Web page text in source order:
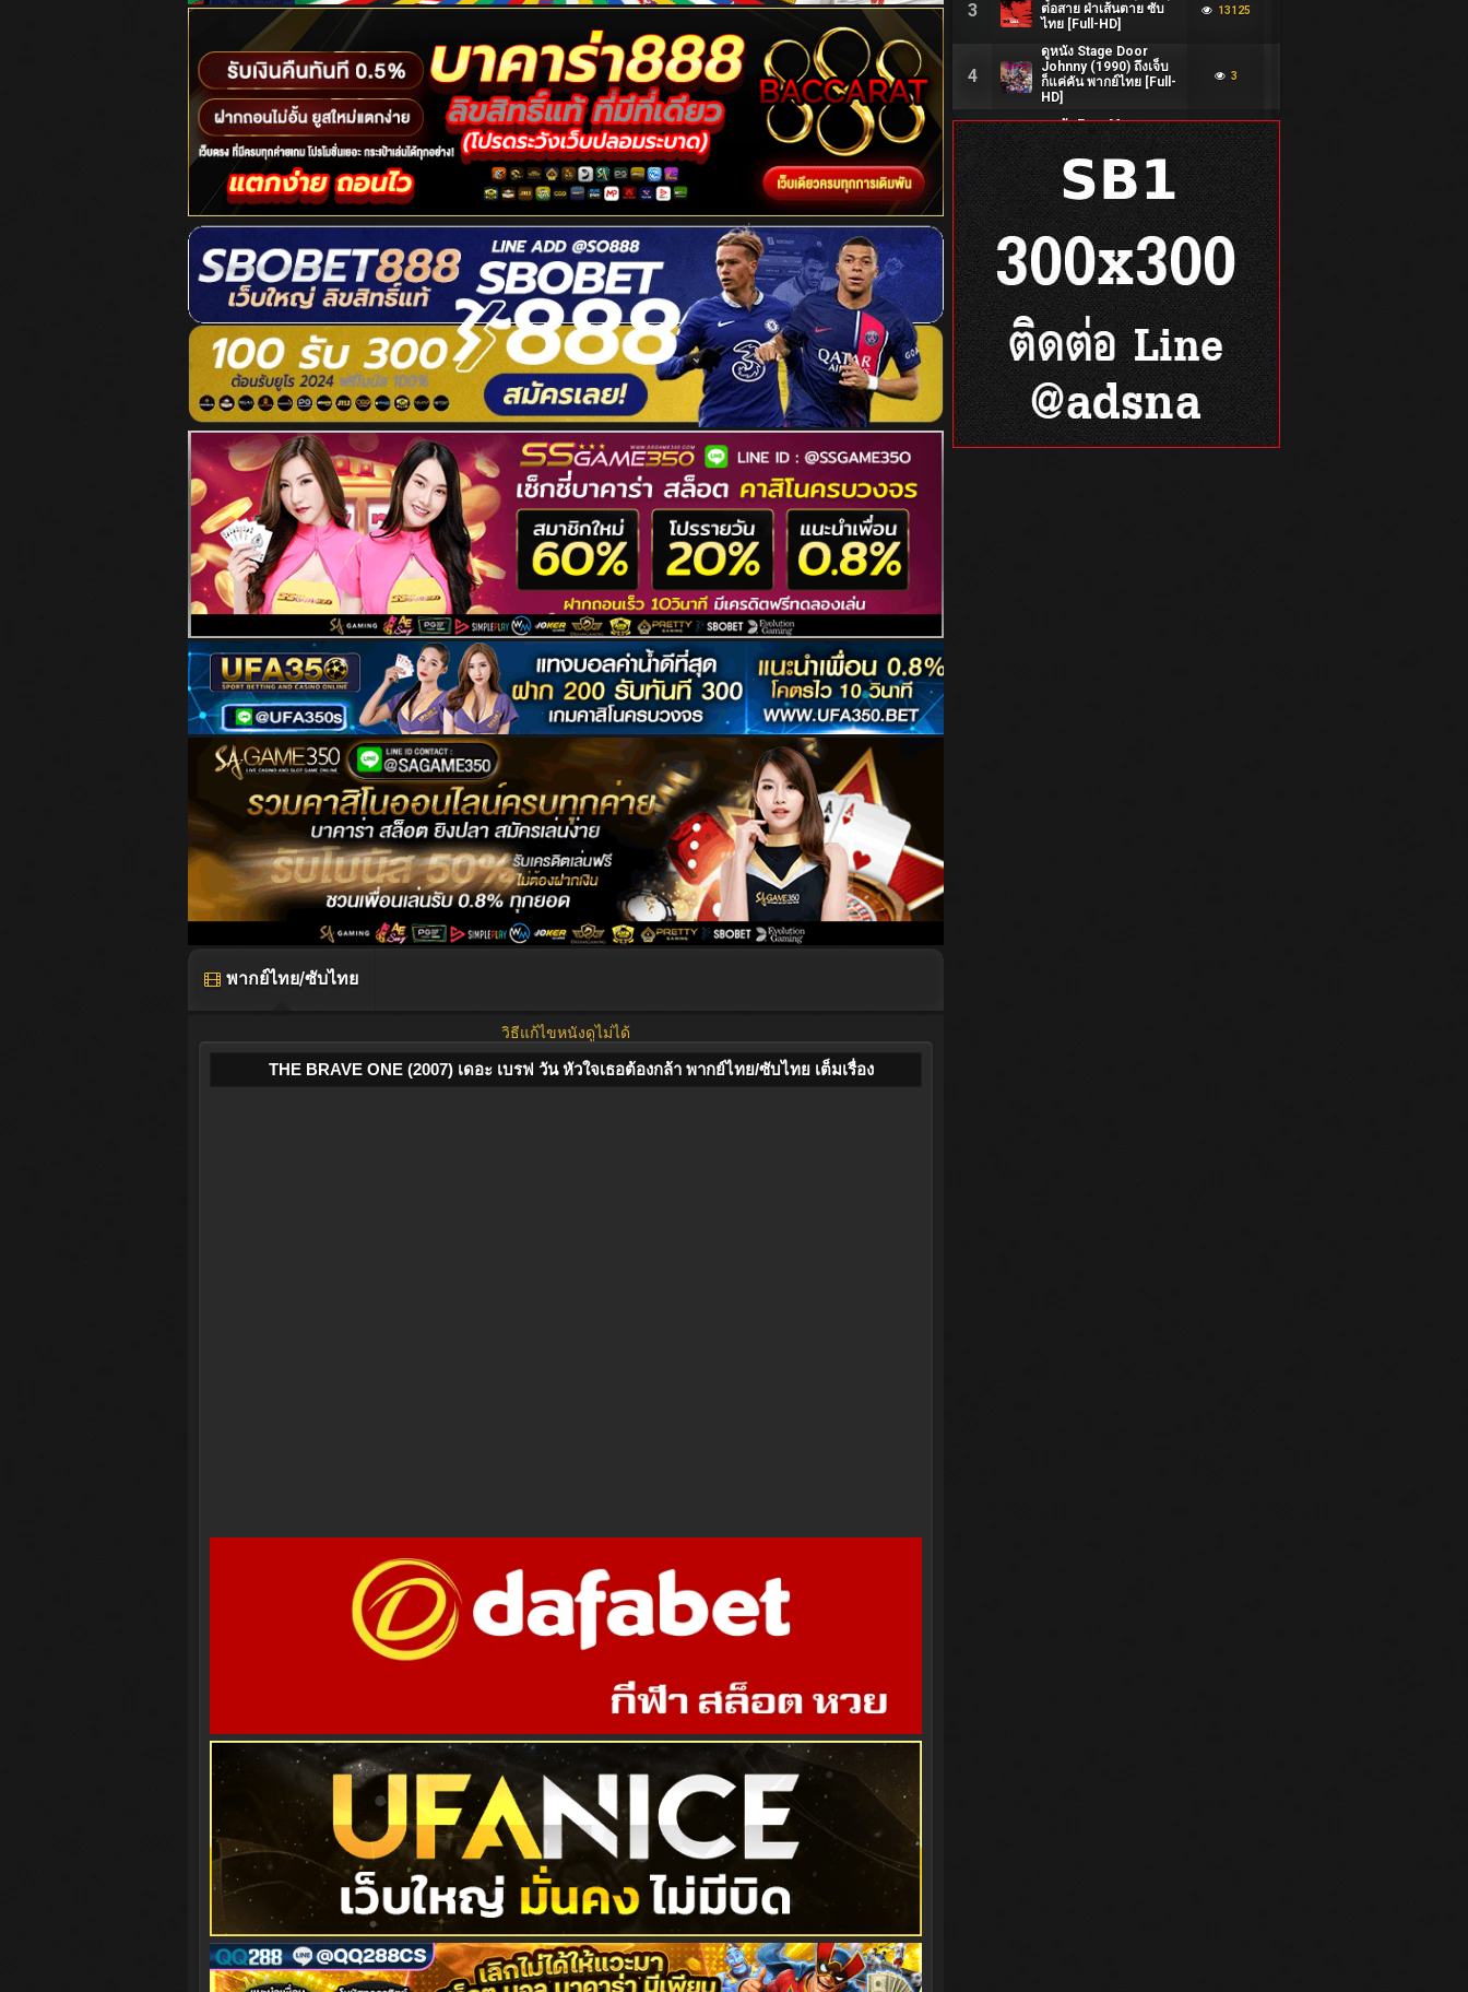
พากย์ไทย/ซับไทย
วิธีแก้ไขหนังดูไม่ได้
THE BRAVE ONE (2007) เดอะ เบรฟ วัน หัวใจเธอต้องกล้า พากย์ไทย/ซับไทย เต็มเรื่อง
3
ต่อสาย ฝ่าเส้นตาย ซับ
ไทย [Full-HD]
13125
4
ดูหนัง Stage Door
Johnny (1990) ถึงเจ็บ
ก็แค่คัน พากย์ไทย [Full-
HD]
3
ดูหนัง Easy Money
(1987) แผนโหดเจ๊ดุ
พากย์ไทย [Full-HD]
5
6
ดูหนัง Point of No
Return (1990) นักฆ่า
เฉพาะกิจ พากย์ไทย
[HD]
7
ดูหนัง Wieners (2008)
สามสหายกับรถฮอตดอก
ซับไทย [Full-HD]
5
ดูหนัง Manila s Finest
(2025) ยอดตำรวจกรุง
มะนิลา ซับไทย [Full-
HD]
9
ดูหนัง Beast Race
(2026) เกมนรก สัตว์
เดือด พากย์ไทย/ซับไทย
[Full-HD]
14
ดูหนัง SOULM8TE